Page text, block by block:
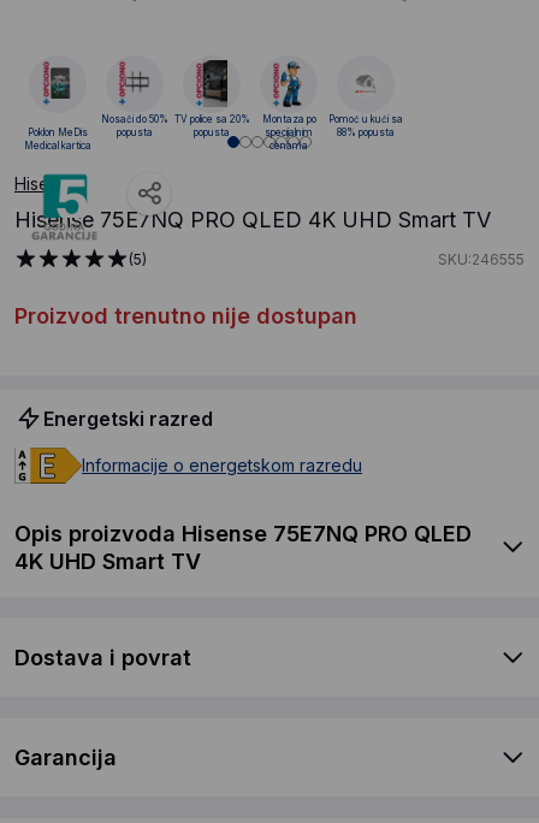
Hisense
Hisense 75E7NQ PRO QLED 4K UHD Smart TV
(5) SKU:246555
Proizvod trenutno nije dostupan
Energetski razred
Informacije o energetskom razredu
Poklon MeDis
Medical kartica
Nosači do 50%
popusta
TV police sa 20%
popusta
Montaza po
specijalnim
cenama
Pomoć u kući sa
88% popusta
Opis proizvoda Hisense 75E7NQ PRO QLED
4K UHD Smart TV
Dostava i povrat
Garancija